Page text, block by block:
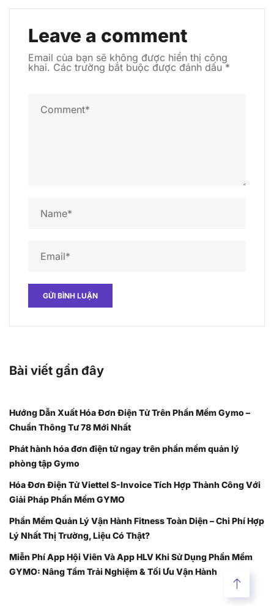
Leave a comment
Email của bạn sẽ không được hiển thị công
khai. Các trường bắt buộc được đánh dấu*
Bài viết gần đây
Hướng Dẫn Xuất Hóa Đơn Điện Tử Trên Phần Mềm Gymo –
Chuẩn Thông Tư 78 Mới Nhất
Phát hành hóa đơn điện tử ngay trên phần mềm quản lý
phòng tập Gymo
Hóa Đơn Điện Tử Viettel S-Invoice Tích Hợp Thành Công Với
Giải Pháp Phần Mềm GYMO
Phần Mềm Quản Lý Vận Hành Fitness Toàn Diện – Chi Phí Hợp
Lý Nhất Thị Trường, Liệu Có Thật?
Miễn Phí App Hội Viên Và App HLV Khi Sử Dụng Phần Mềm
GYMO: Nâng Tầm Trải Nghiệm & Tối Ưu Vận Hành